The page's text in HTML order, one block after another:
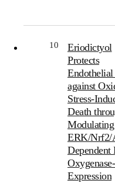
10
Eriodictyol
Protects
against
Stress-
Death
Modulating
ERK/Nrf2/
Dependent
Expression